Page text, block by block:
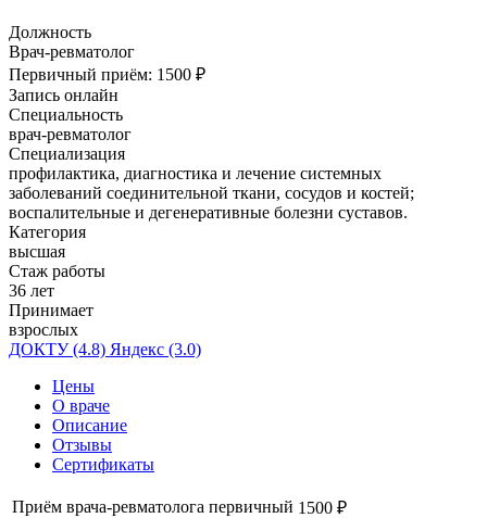
Должность
Врач-ревматолог
Первичный приём: 1500 ₽
Запись онлайн
Специальность
врач-ревматолог
Специализация
профилактика, диагностика и лечение системных
заболеваний соединительной ткани, сосудов и костей;
воспалительные и дегенеративные болезни суставов.
Категория
высшая
Стаж работы
36 лет
Принимает
взрослых
ДОКТУ (4.8) Яндекс (3.0)
Цены
О враче
Описание
Отзывы
Сертификаты
Приём врача-ревматолога первичный 1500 ₽